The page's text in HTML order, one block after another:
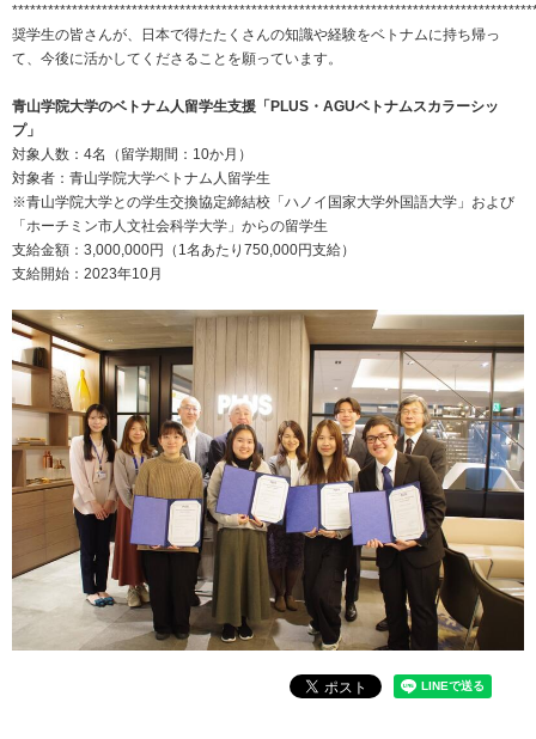
サステナビリティレポートアーカイブ
奨学⽣の皆さんが、⽇本で得たたくさんの知識や経験をベトナムに持ち帰っ
て、今後に活かしてくださることを願っています。
青山学院大学のベトナム人留学生支援「PLUS・AGUベトナムスカラーシッ
プ」
対象人数：4名（留学期間：10か月）
対象者：青山学院大学ベトナム人留学生
※青山学院大学との学生交換協定締結校「ハノイ国家大学外国語大学」および
「ホーチミン市人文社会科学大学」からの留学生
支給金額：3,000,000円（1名あたり750,000円支給）
支給開始：2023年10月